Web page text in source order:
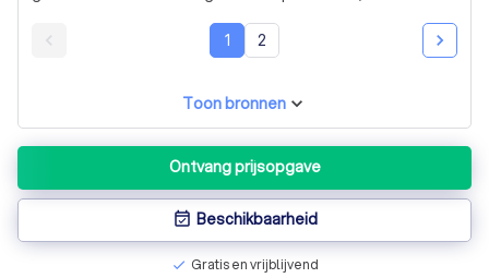
nodig heb. Dank! 🙏🏽
1 2
Toon bronnen
Ontvang prijsopgave
event_available Beschikbaarheid
check Gratis en vrijblijvend